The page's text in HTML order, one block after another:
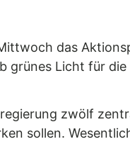
das
grünes Licht für
zwölf
sollen.